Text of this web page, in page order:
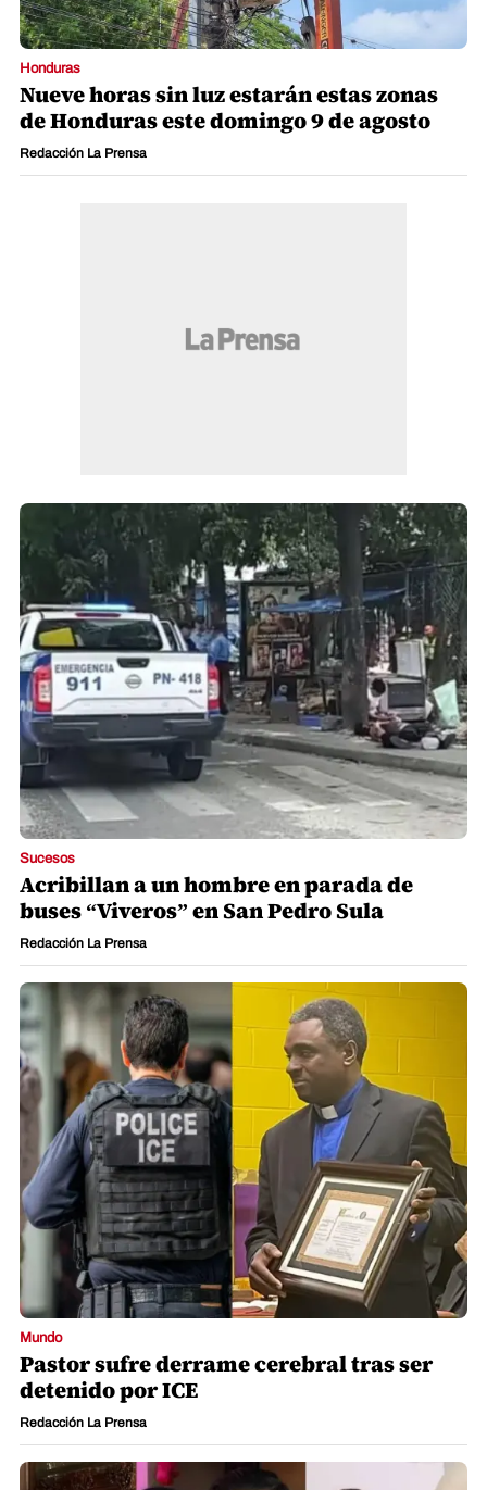
Honduras
Nueve horas sin luz estarán estas zonas
de Honduras este domingo 9 de agosto
Redacción La Prensa
Sucesos
Acribillan a un hombre en parada de
buses “Viveros” en San Pedro Sula
Redacción La Prensa
Mundo
Pastor sufre derrame cerebral tras ser
detenido por ICE
Redacción La Prensa